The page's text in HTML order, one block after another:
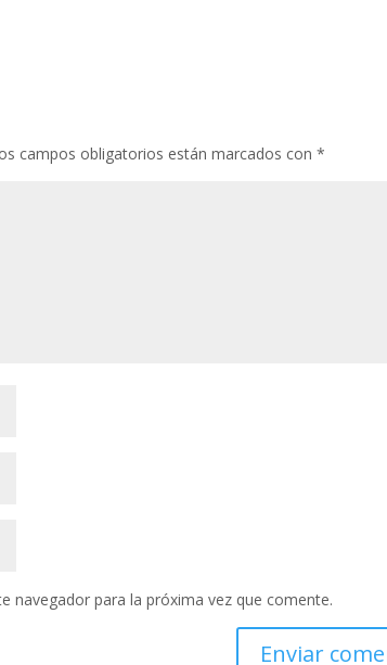
campos obligatorios están marcados con*
navegador para la próxima vez que comente.